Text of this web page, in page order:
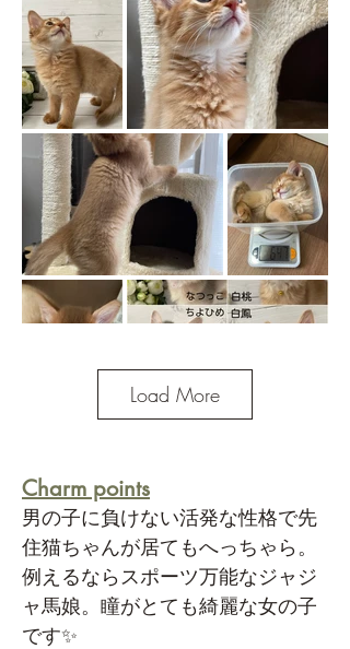
Load More
Charm points
男の子に負けない活発な性格で先
住猫ちゃんが居てもへっちゃら。
例えるならスポーツ万能なジャジ
ャ馬娘。瞳がとても綺麗な女の子
です✨